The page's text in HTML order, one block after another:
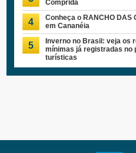
Comprida
4
Conheça o RANCHO DAS
em Cananéia
5
Inverno no Brasil: veja os
mínimas já registradas no
turísticas